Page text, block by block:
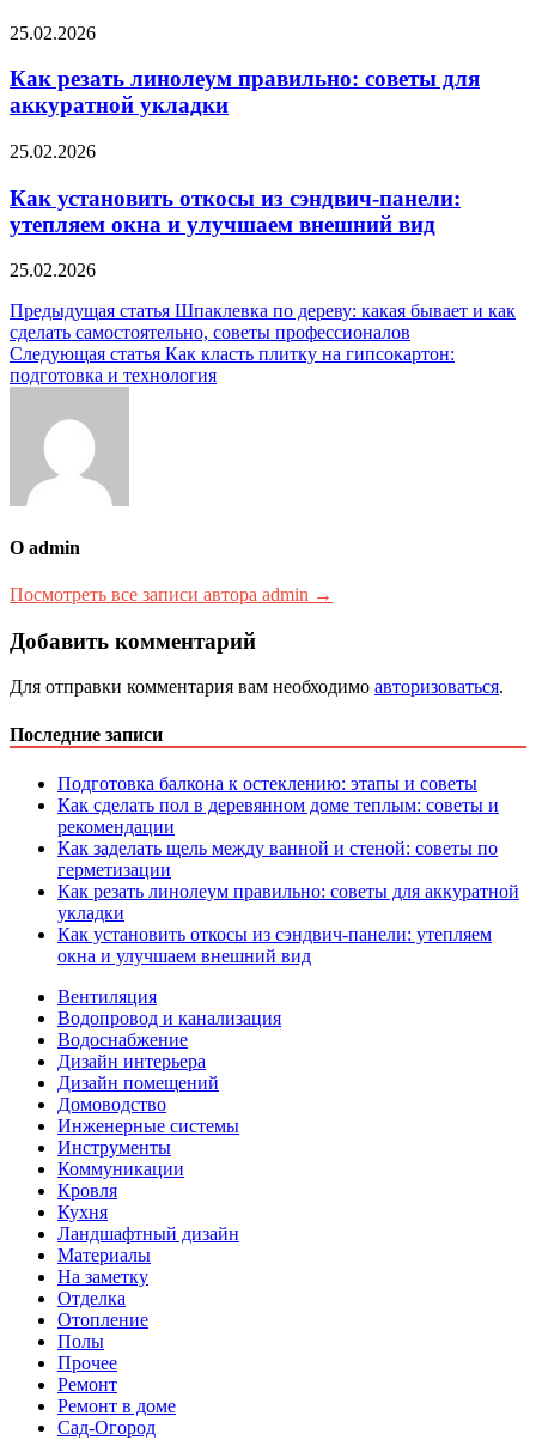
25.02.2026
Как резать линолеум правильно: советы для
аккуратной укладки
25.02.2026
Как установить откосы из сэндвич-панели:
утепляем окна и улучшаем внешний вид
25.02.2026
Навигация
по
записям
Предыдущая статья Шпаклевка по дереву: какая бывает и как
сделать самостоятельно, советы профессионалов
Следующая статья Как класть плитку на гипсокартон:
подготовка и технология
О admin
Посмотреть все записи автора admin →
Добавить комментарий
Для отправки комментария вам необходимо авторизоваться.
Последние записи
Подготовка балкона к остеклению: этапы и советы
Как сделать пол в деревянном доме теплым: советы и
рекомендации
Как заделать щель между ванной и стеной: советы по
герметизации
Как резать линолеум правильно: советы для аккуратной
укладки
Как установить откосы из сэндвич-панели: утепляем
окна и улучшаем внешний вид
Вентиляция
Водопровод и канализация
Водоснабжение
Дизайн интерьера
Дизайн помещений
Домоводство
Инженерные системы
Инструменты
Коммуникации
Кровля
Кухня
Ландшафтный дизайн
Материалы
На заметку
Отделка
Отопление
Полы
Прочее
Ремонт
Ремонт в доме
Сад-Огород